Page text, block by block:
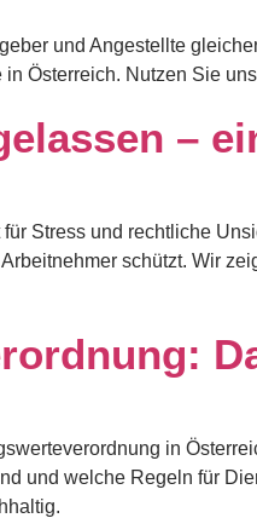
und Angestellte
Österreich. Nutzen Sie
–
Stress und rechtliche
schützt. Wir
in
und welche Regeln für